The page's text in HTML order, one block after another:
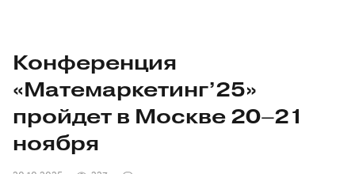
Конференция
«Матемаркетинг’25»
пройдет в Москве 20–21
ноября